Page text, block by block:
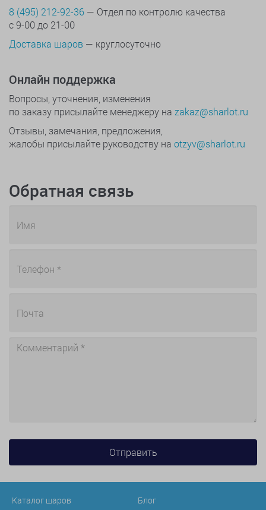
8 (495) 212-92-36 — Отдел по контролю качества
с 9-00 до 21-00
Доставка шаров — круглосуточно
Онлайн поддержка
Вопросы, уточнения, изменения
по заказу присылайте менеджеру на zakaz@sharlot.ru
Отзывы, замечания, предложения,
жалобы присылайте руководству на otzyv@sharlot.ru
Обратная связь
Каталог шаров
Блог